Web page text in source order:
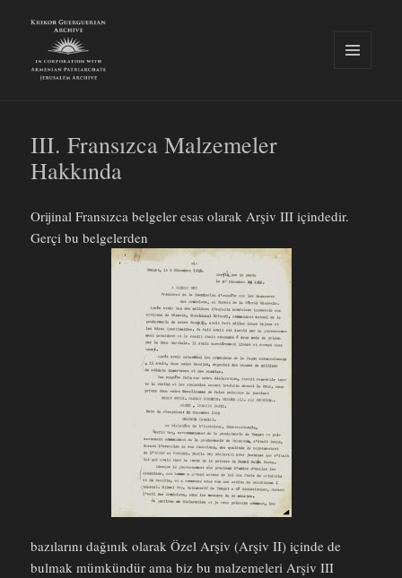
III. Fransızca Malzemeler
Hakkında
Orijinal Fransızca belgeler esas olarak Arşiv III içindedir.
Gerçi bu belgelerden
bazılarını dağınık olarak Özel Arşiv (Arşiv II) içinde de
bulmak mümkündür ama biz bu malzemeleri Arşiv III